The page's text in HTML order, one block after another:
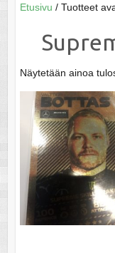
Etusivu / Tuotteet
Näytetään ainoa